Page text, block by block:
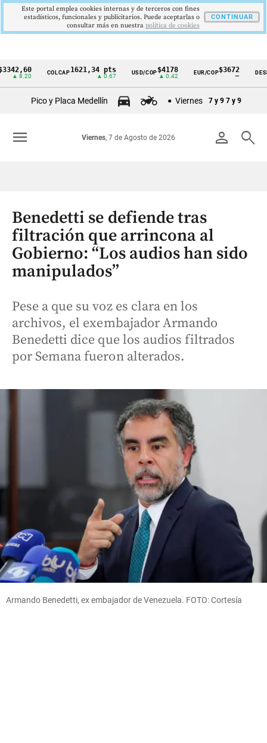
Cintillo
Colombia
COLCAP1621,34 pts USD/COP$4178
▲ 0.42
EUR/COP$3672
—
Pico y Placa Medellín Viernes 7 y 9 7 y 9
person search
Viernes, 7 de Agosto de 2026
menu
Benedetti se defiende tras
filtración que arrincona al
Gobierno: “Los audios han sido
manipulados”
Pese a que su voz es clara en los
archivos, el exembajador Armando
Benedetti dice que los audios filtrados
por Semana fueron alterados.
Armando Benedetti, ex embajador de Venezuela. FOTO: Cortesía
Este portal emplea cookies internas y de terceros con fines
estadísticos, funcionales y publicitarios. Puede aceptarlas o
consultar más en nuestra politica de cookies
CONTINUAR